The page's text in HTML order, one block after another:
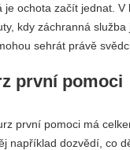
je ochota začít jednat. V
kdy záchranná
sehrát právě
první pomoci
první pomoci má
například dozvědí, co